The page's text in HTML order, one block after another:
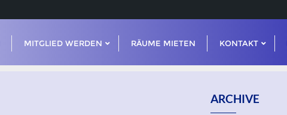
MITGLIED WERDEN RÄUME MIETEN KONTAKT
ARCHIVE